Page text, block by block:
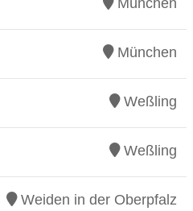
München
München
Weßling
Weßling
Weiden in der Oberpfalz